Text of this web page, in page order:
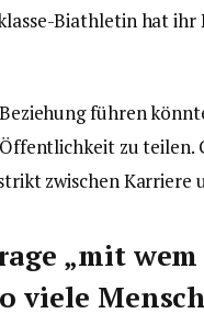
Biathletin hat ihr
führen
zu teilen.
zwischen Karriere
„mit
viele